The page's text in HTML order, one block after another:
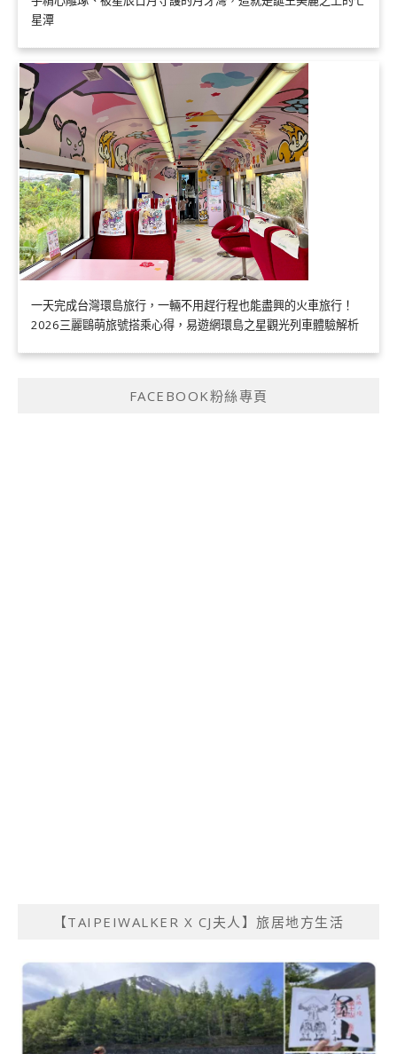
星潭
一天完成台灣環島旅行，一輛不用趕行程也能盡興的火車旅行！
2026三麗鷗萌旅號搭乘心得，易遊網環島之星觀光列車體驗解析
FACEBOOK粉絲專頁
【TAIPEIWALKER X CJ夫人】旅居地方生活